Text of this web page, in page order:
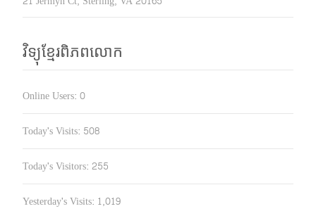
វិទ្យុខ្មែរពិភពលោក
Online Users: 0
Today's Visits: 508
Today's Visitors: 255
Yesterday's Visits: 1,019